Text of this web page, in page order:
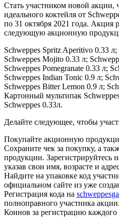
Стать участником новой акции,
идеального коктейля от
по 31 октября 2021 года. Акция
следующую акционную
Schweppes Spritz Aperitivo 0.33
Schweppes Mojito 0.33 л;
Schweppes Pomegranate 0.33 л;
Schweppes Indian Tonic 0.9 л;
Schweppes Bitter Lemon 0.9 л;
Картонный мультипак
Schweppes 0.33л.
Делайте следующее, чтобы
Покупайте акционную
Сохраните чек за покупку, а
продукции. Зарегистрируйтесь
указав свои имя, возрасте и
Найдите на упаковке код
официальном сайте из уже
Регистрация кода на
полноправного участника
Коинов за регистрацию каждого